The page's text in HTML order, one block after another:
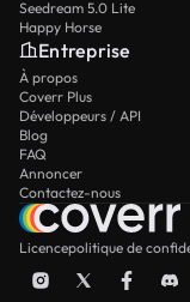
Seedream 5.0 Lite
Happy Horse
Entreprise
À propos
Coverr Plus
Développeurs / API
Blog
FAQ
Annoncer
Contactez-nous
Licencepolitique de